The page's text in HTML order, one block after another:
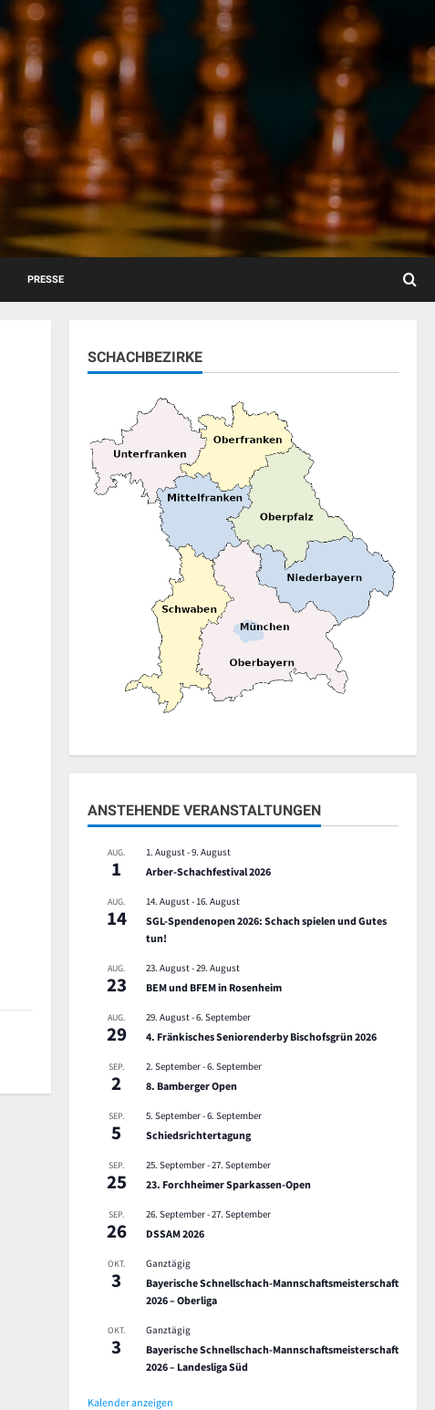
PRESSE
SCHACHBEZIRKE
ANSTEHENDE VERANSTALTUNGEN
AUG.
1
1. August-9. August
Arber-Schachfestival 2026
AUG.
14
14. August- 16. August
SGL-Spendenopen 2026: Schach spielen und Gutes
tun!
AUG.
23
23. August-29. August
BEM und BFEM in Rosenheim
AUG.
29
29. August-6. September
4. Fränkisches Seniorenderby Bischofsgrün 2026
SEP.
2
2. September-6. September
8. Bamberger Open
SEP.
5
5. September-6. September
Schiedsrichtertagung
SEP.
25
25. September-27. September
23. Forchheimer Sparkassen-Open
SEP.
26
26. September-27. September
DSSAM 2026
OKT.
3
Ganztägig
Bayerische Schnellschach-Mannschaftsmeisterschaft
2026 – Oberliga
OKT.
3
Ganztägig
Bayerische Schnellschach-Mannschaftsmeisterschaft
2026 – Landesliga Süd
Kalender anzeigen